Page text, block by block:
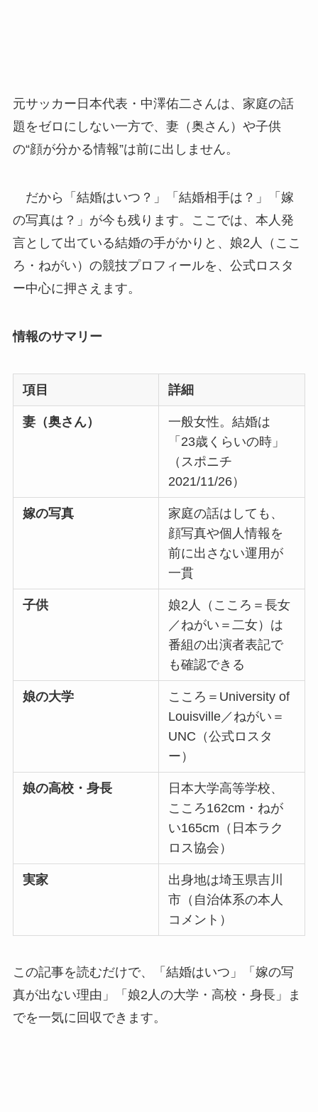
元サッカー日本代表・中澤佑二さんは、家庭の話
題をゼロにしない一方で、妻（奥さん）や子供
の“顔が分かる情報”は前に出しません。
だから「結婚はいつ？」「結婚相手は？」「嫁
の写真は？」が今も残ります。ここでは、本人発
言として出ている結婚の手がかりと、娘2人（ここ
ろ・ねがい）の競技プロフィールを、公式ロスタ
ー中心に押さえます。
情報のサマリー
項目 詳細
妻（奥さん）
一般女性。結婚は
「23歳くらいの時」
（スポニチ
2021/11/26）
嫁の写真
家庭の話はしても、
顔写真や個人情報を
前に出さない運用が
一貫
子供
娘2人（こころ＝長女
／ねがい＝二女）は
番組の出演者表記で
も確認できる
娘の大学
こころ＝University of
Louisville／ねがい＝
UNC（公式ロスタ
ー）
娘の高校・身長
日本大学高等学校、
こころ162cm・ねが
い165cm（日本ラク
ロス協会）
実家
出身地は埼玉県吉川
市（自治体系の本人
コメント）
この記事を読むだけで、「結婚はいつ」「嫁の写
真が出ない理由」「娘2人の大学・高校・身長」ま
でを一気に回収できます。